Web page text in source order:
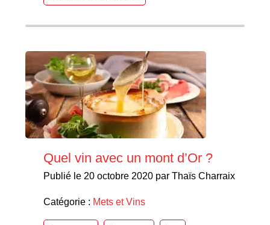
Quel vin avec un mont d’Or ?
Publié le 20 octobre 2020 par Thaïs Charraix
Catégorie : Mets et Vins